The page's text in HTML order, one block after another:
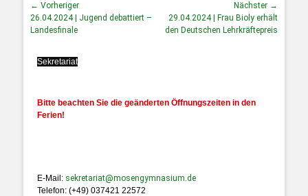
← Vorheriger
26.04.2024 | Jugend debattiert –
Landesfinale
Nächster →
29.04.2024 | Frau Bioly erhält
den Deutschen Lehrkräftepreis
Sekretariat
Bitte beachten Sie die geänderten Öffnungszeiten in den
Ferien!
E-Mail: sekretariat@mosengymnasium.de
Telefon: (+49) 037421 22572